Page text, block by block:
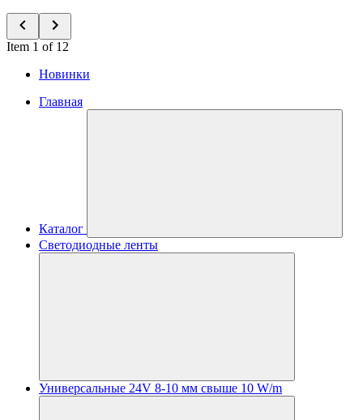
Item 1 of 12
Новинки
Главная
Каталог
Светодиодные ленты
Универсальные 24V 8-10 мм свыше 10 W/m